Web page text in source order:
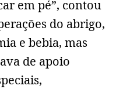
em pé”, contou
do abrigo,
e bebia, mas
de apoio